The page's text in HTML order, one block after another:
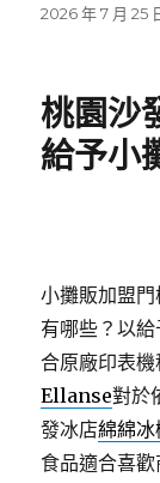
發
2026 年 7 月 25
桃園沙
給予小
小攤販加盟
有哪些？以
合原廠印表
Ellanse對於
發冰店綿綿冰
食品適合喜